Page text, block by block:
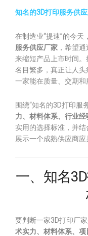
知名的3D打印服务供
在制造业“提速”的今天
服务供应厂家 ，希望
来缩短产品上市时间
名目繁多，真正让人头
一家能在质量、交期和
围绕“知名的3D打印服
力、材料体系、行业
实用的选择标准，并
展示一个成熟供应商应
一、知名
要判断一家3D打印厂
术实力、材料体系、项